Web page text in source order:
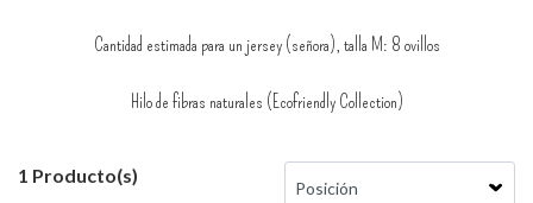
Cantidad estimada para un jersey (señora), talla M: 8 ovillos
Hilo de fibras naturales (Ecofriendly Collection)
1 Producto(s)